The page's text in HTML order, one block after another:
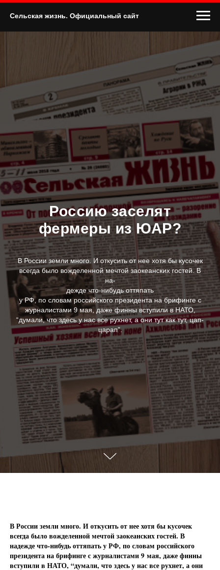
Сельская жизнь. Официальный сайт
Россию заселят
фермеры из ЮАР?
В России земли много. И откусить от нее хотя бы кусочек
всегда было вожделенной мечтой заокеанских гостей. В
на-
дежде что-нибудь оттяпать
у РФ, по словам российского президента на брифинге с
журналистами 9 мая, даже финны вступили в НАТО,
“думали, что здесь у нас все рухнет, а они тут как тут, цап-
царап”.
В России земли много. И откусить от нее хотя бы кусочек
всегда было вожделенной мечтой заокеанских гостей. В
надежде что-нибудь оттяпать у РФ, по словам российского
президента на брифинге с журналистами 9 мая, даже финны
вступили в НАТО, “думали, что здесь у нас все рухнет, а они